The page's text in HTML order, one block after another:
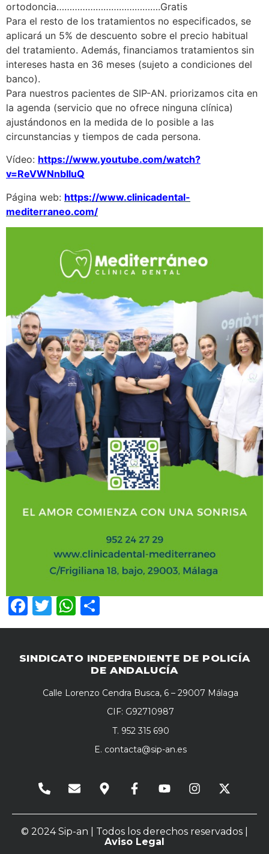
ortodoncia………………………………….Gratis
Para el resto de los tratamientos no especificados, se
aplicará un 5% de descuento sobre el precio habitual
del tratamiento. Además, financiamos tratamientos sin
intereses hasta en 36 meses (sujeto a condiciones del
banco).
Para nuestros pacientes de SIP-AN. priorizamos cita en
la agenda (servicio que no ofrece ninguna clínica)
ajustándonos en la medida de lo posible a las
circunstancias y tiempos de cada persona.
Vídeo: https://www.youtube.com/watch?
v=ReVWNnbIIuQ
Página web: https://www.clinicadental-
mediterraneo.com/
Facebook
TwitterWhatsApp
SINDICATO INDEPENDIENTE DE POLICÍA
DE ANDALUCÍA
Calle Lorenzo Cendra Busca, 6 – 29007 Málaga
CIF: G92710987
T. 952 315 690
E. contacta@sip-an.es
© 2024 Sip-an | Todos los derechos reservados |
Aviso Legal